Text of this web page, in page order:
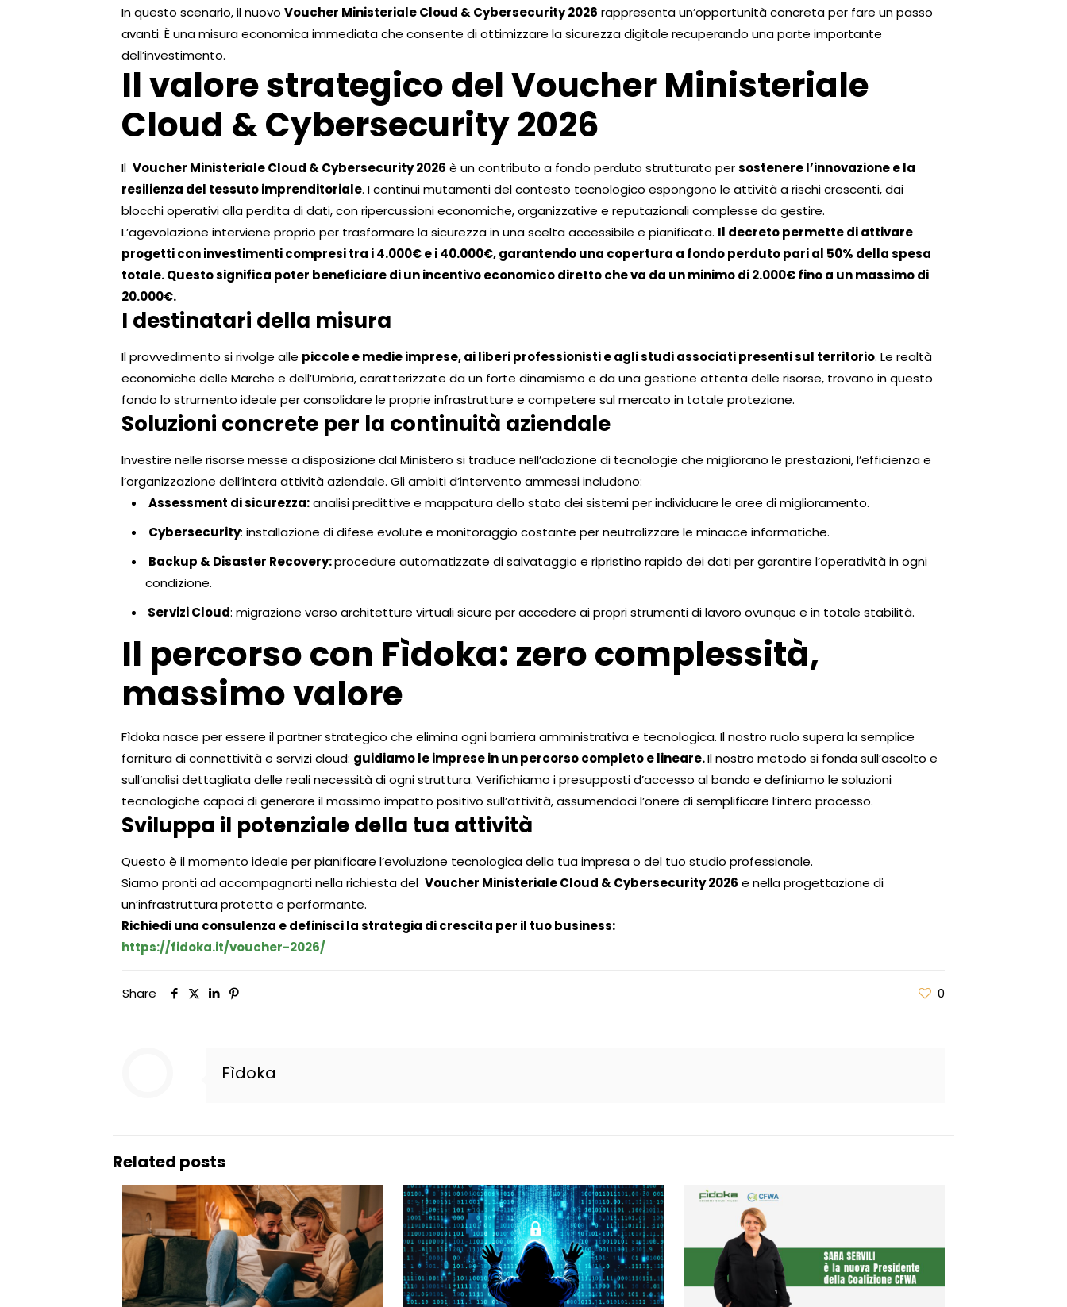
In questo scenario, il nuovo Voucher Ministeriale Cloud & Cybersecurity 2026 rappresenta un’opportunità concreta per fare un passo
avanti. È una misura economica immediata che consente di ottimizzare la sicurezza digitale recuperando una parte importante
dell’investimento.
Il valore strategico del Voucher Ministeriale
Cloud & Cybersecurity 2026
Il Voucher Ministeriale Cloud & Cybersecurity 2026 è un contributo a fondo perduto strutturato persostenere l’innovazione e la
resilienza del tessuto imprenditoriale. I continui mutamenti del contesto tecnologico espongono le attività a rischi crescenti, dai
blocchi operativi alla perdita di dati, con ripercussioni economiche, organizzative e reputazionali complesse da gestire.
L’agevolazione interviene proprio per trasformare la sicurezza in una scelta accessibile e pianificata. Il decreto permette di attivare
progetti con investimenti compresi tra i 4.000€ e i 40.000€, garantendo una copertura a fondo perduto pari al 50% della spesa
totale. Questo significa poter beneficiare di un incentivo economico diretto che va da un minimo di 2.000€ fino a un massimo di
20.000€.
I destinatari della misura
Il provvedimento si rivolge alle piccole e medie imprese, ai liberi professionisti e agli studi associati presenti sul territorio. Le realtà
economiche delle Marche e dell’Umbria, caratterizzate da un forte dinamismo e da una gestione attenta delle risorse, trovano in questo
fondo lo strumento ideale per consolidare le proprie infrastrutture e competere sul mercato in totale protezione.
Soluzioni concrete per la continuità aziendale
Investire nelle risorse messe a disposizione dal Ministero si traduce nell’adozione di tecnologie che migliorano le prestazioni, l’efficienza e
l’organizzazione dell’intera attività aziendale. Gli ambiti d’intervento ammessi includono:
Assessment di sicurezza:analisi predittive e mappatura dello stato dei sistemi per individuare le aree di miglioramento.
Cybersecurity: installazione di difese evolute e monitoraggio costante per neutralizzare le minacce informatiche.
Backup & Disaster Recovery:procedure automatizzate di salvataggio e ripristino rapido dei dati per garantire l’operatività in ogni
condizione.
Servizi Cloud: migrazione verso architetture virtuali sicure per accedere ai propri strumenti di lavoro ovunque e in totale stabilità.
Il percorso con Fìdoka: zero complessità,
massimo valore
Fìdoka nasce per essere il partner strategico che elimina ogni barriera amministrativa e tecnologica. Il nostro ruolo supera la semplice
fornitura di connettività e servizi cloud: guidiamo le imprese in un percorso completo e lineare.Il nostro metodo si fonda sull’ascolto e
sull’analisi dettagliata delle reali necessità di ogni struttura. Verifichiamo i presupposti d’accesso al bando e definiamo le soluzioni
tecnologiche capaci di generare il massimo impatto positivo sull’attività, assumendoci l’onere di semplificare l’intero processo.
Sviluppa il potenziale della tua attività
Questo è il momento ideale per pianificare l’evoluzione tecnologica della tua impresa o del tuo studio professionale.
Siamo pronti ad accompagnarti nella richiesta del Voucher Ministeriale Cloud & Cybersecurity 2026 e nella progettazione di
un’infrastruttura protetta e performante.
Richiedi una consulenza e definisci la strategia di crescita per il tuo business:
https://fidoka.it/voucher-2026/
Share 0
Fìdoka
Related posts